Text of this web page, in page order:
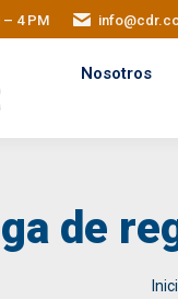
– 4 PM
Nosotros
de